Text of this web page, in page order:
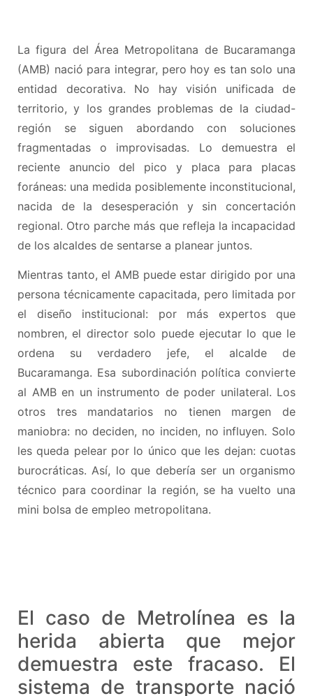
La figura del Área Metropolitana de Bucaramanga
(AMB) nació para integrar, pero hoy es tan solo una
entidad decorativa. No hay visión unificada de
territorio, y los grandes problemas de la ciudad-
región se siguen abordando con soluciones
fragmentadas o improvisadas. Lo demuestra el
reciente anuncio del pico y placa para placas
foráneas: una medida posiblemente inconstitucional,
nacida de la desesperación y sin concertación
regional. Otro parche más que refleja la incapacidad
de los alcaldes de sentarse a planear juntos.
Mientras tanto, el AMB puede estar dirigido por una
persona técnicamente capacitada, pero limitada por
el diseño institucional: por más expertos que
nombren, el director solo puede ejecutar lo que le
ordena su verdadero jefe, el alcalde de
Bucaramanga. Esa subordinación política convierte
al AMB en un instrumento de poder unilateral. Los
otros tres mandatarios no tienen margen de
maniobra: no deciden, no inciden, no influyen. Solo
les queda pelear por lo único que les dejan: cuotas
burocráticas. Así, lo que debería ser un organismo
técnico para coordinar la región, se ha vuelto una
mini bolsa de empleo metropolitana.
El caso de Metrolínea es la
herida abierta que mejor
demuestra este fracaso. El
sistema de transporte nació